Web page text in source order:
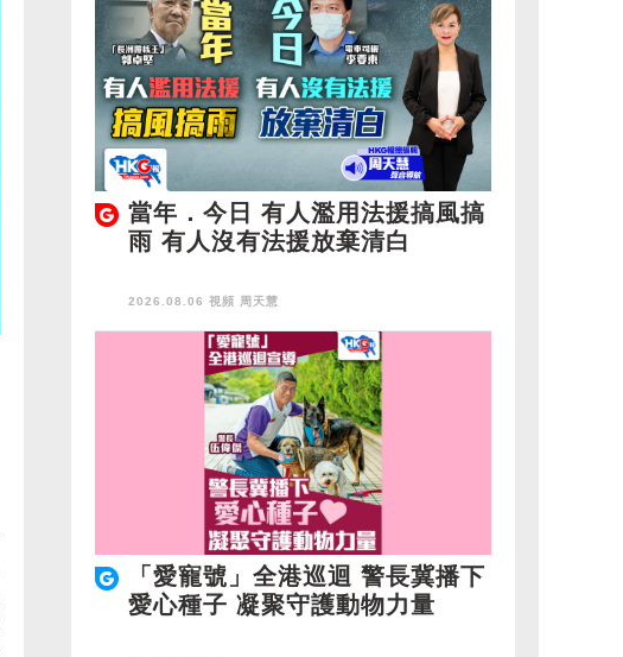
當年．今日 有人濫用法援搞風搞
雨 有人沒有法援放棄清白
2026.08.06 視頻 周天慧
「愛寵號」全港巡迴 警長冀播下
愛心種子 凝聚守護動物力量